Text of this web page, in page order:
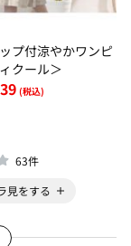
プ付涼やかワンピ
クール＞
(税込)
63件
見をする